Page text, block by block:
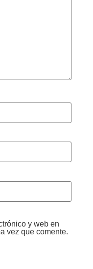
y web en
vez que comente.